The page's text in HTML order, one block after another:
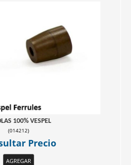
100% VESPEL
(014212)
Precio
AGREGAR